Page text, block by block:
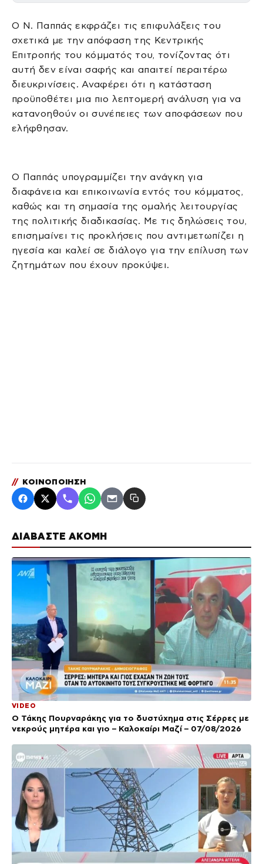
ΔΙΑΒΑΣΤΕ ΑΚΟΜΗ
VIDEO
Ο Τάκης Πουρναράκης για το δυστύχημα στις Σέρρες με
νεκρούς μητέρα και γιο – Καλοκαίρι Μαζί – 07/08/2026
Ο Ν. Παππάς εκφράζει τις επιφυλάξεις του
σχετικά με την απόφαση της Κεντρικής
Επιτροπής του κόμματός του, τονίζοντας ότι
αυτή δεν είναι σαφής και απαιτεί περαιτέρω
διευκρινίσεις. Αναφέρει ότι η κατάσταση
προϋποθέτει μια πιο λεπτομερή ανάλυση για να
κατανοηθούν οι συνέπειες των αποφάσεων που
ελήφθησαν.
Ο Παππάς υπογραμμίζει την ανάγκη για
διαφάνεια και επικοινωνία εντός του κόμματος,
καθώς και τη σημασία της ομαλής λειτουργίας
της πολιτικής διαδικασίας. Με τις δηλώσεις του,
επισημαίνει τις προκλήσεις που αντιμετωπίζει η
ηγεσία και καλεί σε διάλογο για την επίλυση των
ζητημάτων που έχουν προκύψει.
// ΚΟΙΝΟΠΟΙΗΣΗ